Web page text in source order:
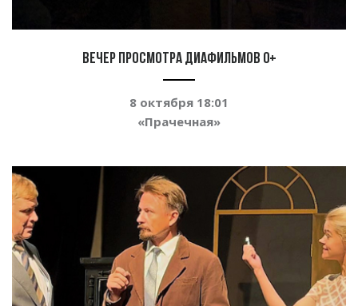
Вечер просмотра диафильмов 0+
8 октября 18:01
«Прачечная»